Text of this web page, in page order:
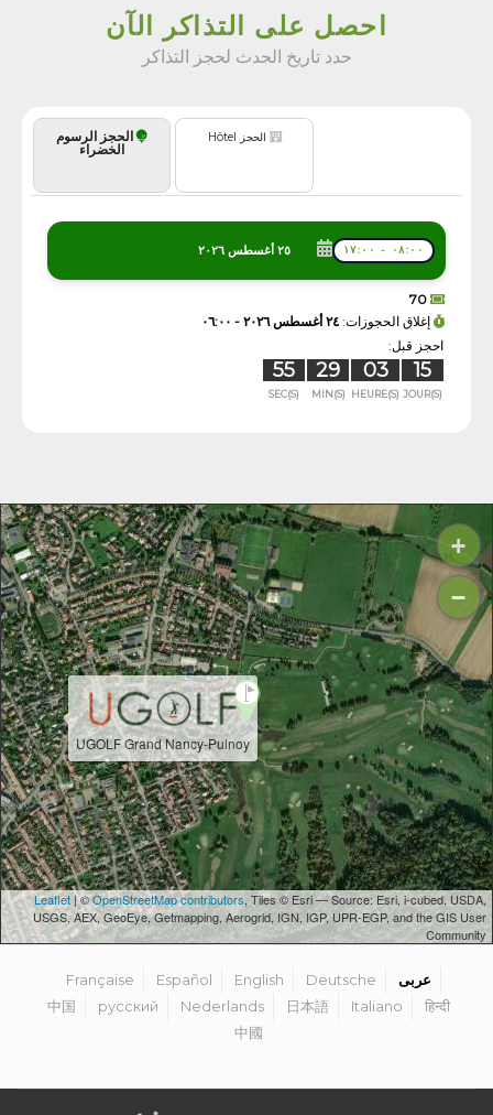
احصل على التذاكر الآن
حدد تاريخ الحدث لحجز التذاكر
الحجز الرسوم
الخضراء
الحجز Hôtel
٢٥ أغسطس ٢٠٢٦ ٠٨:٠٠ - ١٧:٠٠
70
إغلاق الحجوزات: ٢٤ أغسطس ٢٠٢٦ - ٠٦:٠٠
احجز قبل:
15
03
29
54
JOUR(S)
HEURE(S)
MIN(S)
SEC(S)
UGOLF Grand Nancy-Pulnoy
+
−
Leaflet| ©OpenStreetMap contributors, Tiles © Esri — Source: Esri, i-cubed, USDA,
USGS, AEX, GeoEye, Getmapping, Aerogrid, IGN, IGP, UPR-EGP, and the GIS User
Community
عربى Deutsche
English
Español
Française
हिन्दी
Italiano
日本語
Nederlands
русский
中国
中國